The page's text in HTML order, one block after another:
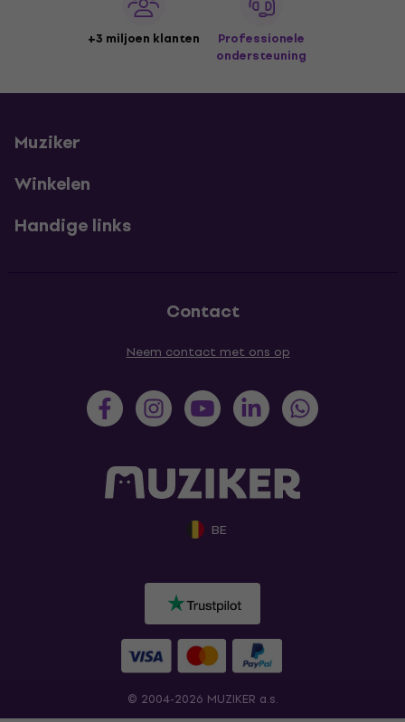
+3 miljoen klanten
Professionele
ondersteuning
Muziker
Winkelen
Handige links
Contact
Neem contact met ons op
BE
© 2004-2026 MUZIKER a.s.